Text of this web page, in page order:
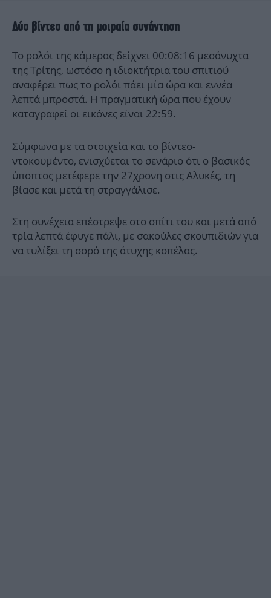
Δύο βίντεο από τη μοιραία συνάντηση
Το ρολόι της κάμερας δείχνει 00:08:16 μεσάνυχτα
της Τρίτης, ωστόσο η ιδιοκτήτρια του σπιτιού
αναφέρει πως το ρολόι πάει μία ώρα και εννέα
λεπτά μπροστά. Η πραγματική ώρα που έχουν
καταγραφεί οι εικόνες είναι 22:59.
Σύμφωνα με τα στοιχεία και το βίντεο-
ντοκουμέντο, ενισχύεται το σενάριο ότι ο βασικός
ύποπτος μετέφερε την 27χρονη στις Αλυκές, τη
βίασε και μετά τη στραγγάλισε.
Στη συνέχεια επέστρεψε στο σπίτι του και μετά από
τρία λεπτά έφυγε πάλι, με σακούλες σκουπιδιών για
να τυλίξει τη σορό της άτυχης κοπέλας.